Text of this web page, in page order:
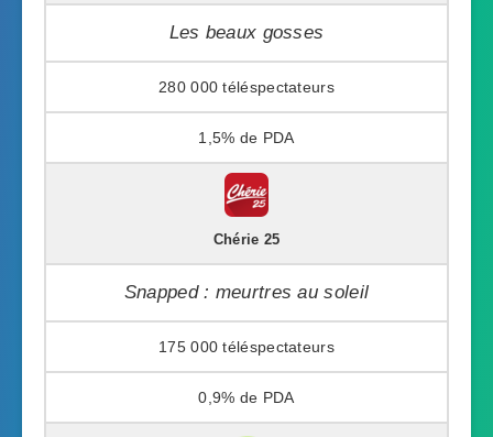
Les beaux gosses
280 000
1,5%
Chérie 25
Snapped : meurtres au soleil
175 000
0,9%